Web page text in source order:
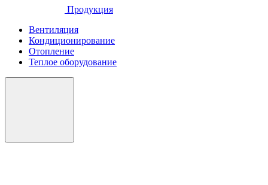
Продукция
Вентиляция
Кондиционирование
Отопление
Теплое оборудование